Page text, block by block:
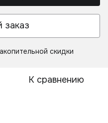
заказ
скидки
К сравнению